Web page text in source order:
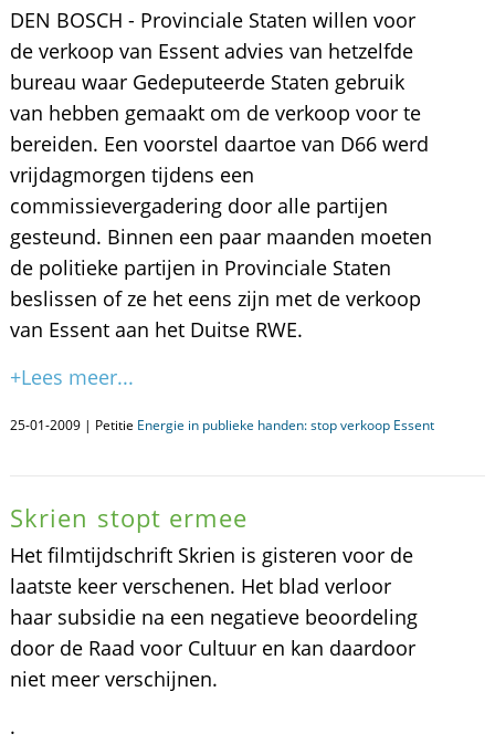
DEN BOSCH - Provinciale Staten willen voor
de verkoop van Essent advies van hetzelfde
bureau waar Gedeputeerde Staten gebruik
van hebben gemaakt om de verkoop voor te
bereiden. Een voorstel daartoe van D66 werd
vrijdagmorgen tijdens een
commissievergadering door alle partijen
gesteund. Binnen een paar maanden moeten
de politieke partijen in Provinciale Staten
beslissen of ze het eens zijn met de verkoop
van Essent aan het Duitse RWE.
+Lees meer...
25-01-2009 | Petitie Energie in publieke handen: stop verkoop Essent
Skrien stopt ermee
Het filmtijdschrift Skrien is gisteren voor de
laatste keer verschenen. Het blad verloor
haar subsidie na een negatieve beoordeling
door de Raad voor Cultuur en kan daardoor
niet meer verschijnen.
.